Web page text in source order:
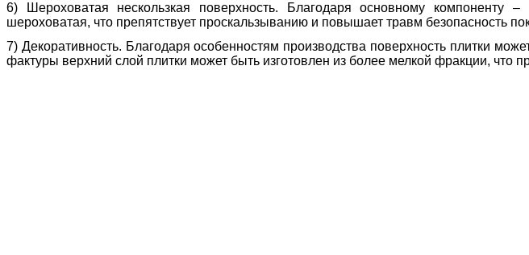
6) Шероховатая нескользкая поверхность. Благодаря основному компоненту
шероховатая, что препятствует проскальзыванию и повышает травм безопасность
7) Декоративность. Благодаря особенностям производства поверхность плитки
фактуры верхний слой плитки может быть изготовлен из более мелкой фракции, что